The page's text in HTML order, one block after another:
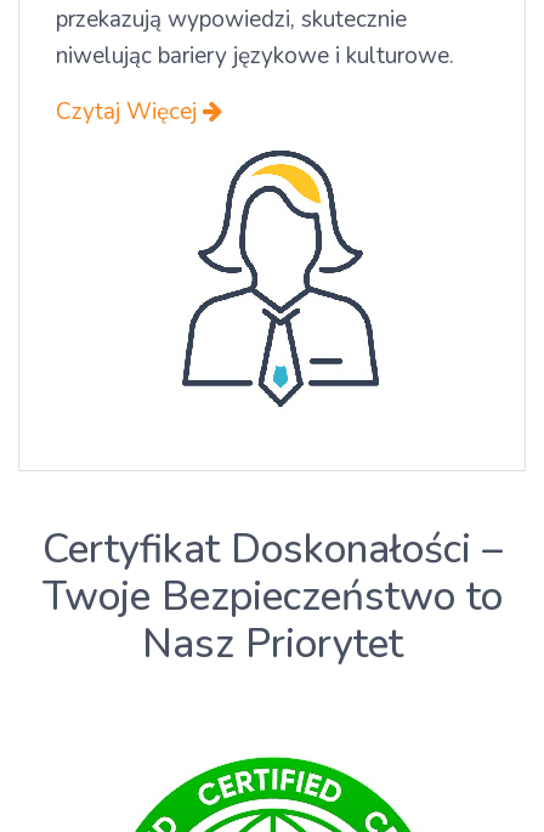
przekazują wypowiedzi, skutecznie
niwelując bariery językowe i kulturowe.
Czytaj Więcej
Certyfikat Doskonałości –
Twoje Bezpieczeństwo to
Nasz Priorytet